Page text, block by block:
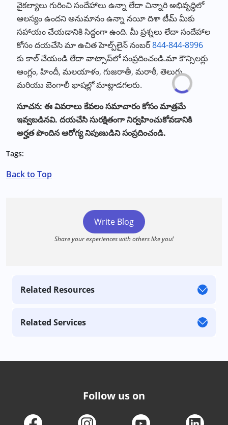
వైకల్యాలు గురించి సందేహాలు ఉన్నా లేదా చిన్నారి అభివృద్ధిలో
ఆలస్యం ఉందని అనుమానం ఉన్నా నయీ దిశా టీమ్ మీకు
సహాయం చేయడానికి సిద్ధంగా ఉంది. మీ ప్రశ్నలు లేదా సందేహాల
కోసం దయచేసి మా ఉచిత హెల్ప్‌లైన్ నంబర్‌844-844-8996
కు కాల్ చేయండి లేదా వాట్సాప్‌లో సంప్రదించండి.మా కౌన్సిలర్లు
ఆంగ్లం, హిందీ, మలయాళం, గుజరాతీ, మరాఠీ, తెలుగు
మరియు బెంగాలీ భాషల్లో మాట్లాడగలరు.
సూచన: ఈ వివరాలు కేవలం సమాచారం కోసం మాత్రమే
ఇవ్వబడినవి. దయచేసి సురక్షితంగా నిర్వహించుకోవడానికి
అర్హత పొందిన ఆరోగ్య నిపుణుడిని సంప్రదించండి.
Tags:
Back to Top
Write Blog
Share your experiences with others like you!
Related Resources
Related Services
Follow us on